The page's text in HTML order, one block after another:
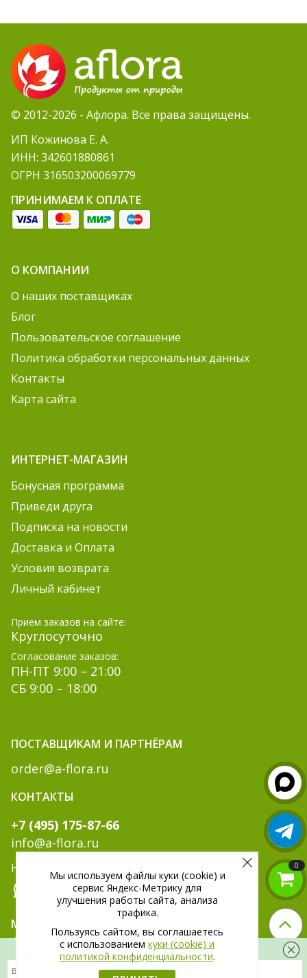
Скидка 300 рублей на первый заказ
© 2012-2026 - Афлора. Все права защищены.
ИП Кожинова Е. А.
ИНН: 342601880861
ОГРН 316503200069779
ПРИНИМАЕМ К ОПЛАТЕ
О КОМПАНИИ
О наших поставщиках
Блог
Пользовательское соглашение
Политика обработки персональных данных
Контакты
Карта сайта
ИНТЕРНЕТ-МАГАЗИН
Бонусная программа
Приведи друга
Подписка на новости
Доставка и Оплата
Условия возврата
Личный кабинет
Прием заказов на сайте:
Круглосуточно
Согласование заказов:
ПН-ПТ 9:00 – 21:00
СБ 9:00 – 18:00
ПОСТАВЩИКАМ И ПАРТНЁРАМ
order@a-flora.ru
КОНТАКТЫ
+7 (495) 175-87-66
info@a-flora.ru
Написать нам:
МЫ В СОЦ. СЕТЯХ:
0
Мы используем файлы куки (cookie) и
сервис Яндекс-Метрику для
улучшения работы сайта, анализа
трафика.
Пользуясь сайтом, вы соглашаетесь
c использованиемкуки (cookie) и
политикой конфиденциальности.